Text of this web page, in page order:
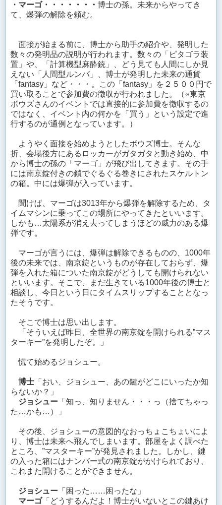
・マーゴ・・・・・・・ 博士の孫。未来からやってき
て、爆弾の解除を頼む。
面接が始まる前に、博士から助手の紹介や、発明した
数々の発明品の説明が行われます。数々の「ピタゴラ装
置」や、「計算機型麻酔銃」、どう見ても人間にしか見
えない「人間型ルンバ」、博士が発明した未来の通貨
「fantasy」など・・・。この「fantasy」を２５００円で
買い取ることで参加費の徴収が行われました。（※東京
ボウズさんのイベントでは直接的に参加費を徴収するの
ではなく、イベント内の何かを「買う」という設定で進
行するのが通例となっています。）
ようやく面接を始めようとしたボウズ博士。そんな
折、会場後方にあるロッカーがガタガタと動き始め、中
から博士の孫の「マーゴ」が飛び出してきます。その手
には南京錠付きの鎖でぐるぐる巻きにされたスケルトン
の箱。中には爆弾が入っています。
聞けば、マーゴは3013年から爆弾を解除するため、タ
イムマシンに乗ってこの場所にやってきたといいます。
しかも…太陽系が消え去ってしまうほどの威力のある爆
弾です。
マーゴが言うには、爆弾は解除できるものの、1000年
後の未来では、南京錠というものが存在しておらず、爆
弾を入れた箱についた南京錠がどうしても開けられない
といいます。そこで、まだ生きている1000年後の博士と
相談し、今日という日にタイムスリップすることとなっ
たそうです。
そこで博士は思い出します。
「そういえば昨日、全世界の南京錠を開けられる”マス
ターキー”を発明したぞ。」
慌て始めるジョシュー。
博士 「おい、ジョシュー、あの鍵がどこにいったか知
らないか？」
ジョシュー 「知っ、知りません・・・っ（捨てちゃっ
た…かも…）」
その後、ジョシューの意図的なおっちょこちょいによ
り、博士は未来へ飛んでしまいます。部屋をよく調べた
ところ、”マスターキー”が発見されました。しかし、鍵
の入った箱にはナンバー式の南京錠がかけられており、
これまた開けることができません。
ジョシュー 「困った……困ったな」
マーゴ「どうするんだよ！博士がいないとこの鍵あけ